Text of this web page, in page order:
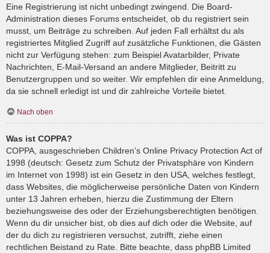
Eine Registrierung ist nicht unbedingt zwingend. Die Board-
Administration dieses Forums entscheidet, ob du registriert sein
musst, um Beiträge zu schreiben. Auf jeden Fall erhältst du als
registriertes Mitglied Zugriff auf zusätzliche Funktionen, die Gästen
nicht zur Verfügung stehen: zum Beispiel Avatarbilder, Private
Nachrichten, E-Mail-Versand an andere Mitglieder, Beitritt zu
Benutzergruppen und so weiter. Wir empfehlen dir eine Anmeldung,
da sie schnell erledigt ist und dir zahlreiche Vorteile bietet.
Nach oben
Was ist COPPA?
COPPA, ausgeschrieben Children’s Online Privacy Protection Act of
1998 (deutsch: Gesetz zum Schutz der Privatsphäre von Kindern
im Internet von 1998) ist ein Gesetz in den USA, welches festlegt,
dass Websites, die möglicherweise persönliche Daten von Kindern
unter 13 Jahren erheben, hierzu die Zustimmung der Eltern
beziehungsweise des oder der Erziehungsberechtigten benötigen.
Wenn du dir unsicher bist, ob dies auf dich oder die Website, auf
der du dich zu registrieren versuchst, zutrifft, ziehe einen
rechtlichen Beistand zu Rate. Bitte beachte, dass phpBB Limited